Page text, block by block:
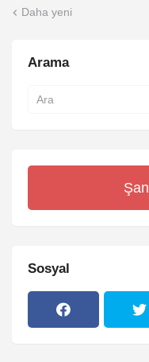
Daha yeni
Arama
Sosyal